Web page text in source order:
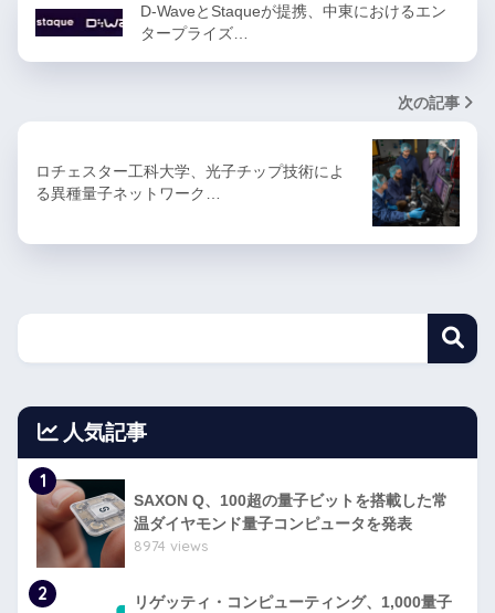
D-WaveとStaqueが提携、中東におけるエン
タープライズ…
次の記事
ロチェスター工科大学、光子チップ技術によ
る異種量子ネットワーク…
人気記事
1
SAXON Q、100超の量子ビットを搭載した常
温ダイヤモンド量子コンピュータを発表
8974 views
2
リゲッティ・コンピューティング、1,000量子